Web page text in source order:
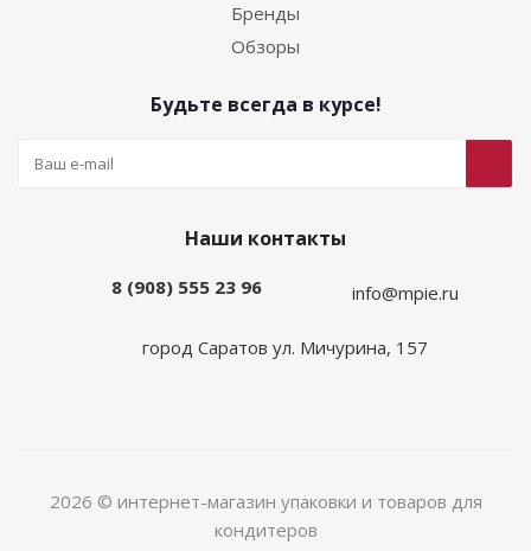
Бренды
Обзоры
Будьте всегда в курсе!
Наши контакты
8 (908) 555 23 96 info@mpie.ru
город Саратов ул. Мичурина, 157
2026 © интернет-магазин упаковки и товаров для
кондитеров